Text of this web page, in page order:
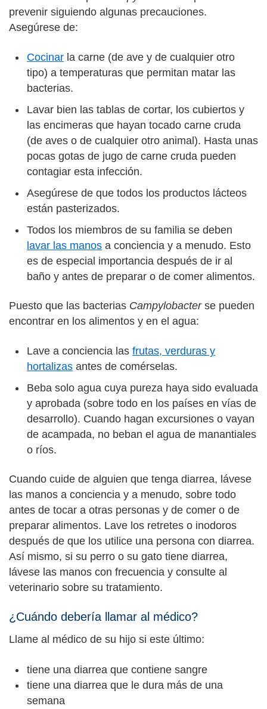
prevenir siguiendo algunas precauciones.
Asegúrese de:
Cocinar la carne (de ave y de cualquier otro
tipo) a temperaturas que permitan matar las
bacterias.
Lavar bien las tablas de cortar, los cubiertos y
las encimeras que hayan tocado carne cruda
(de aves o de cualquier otro animal). Hasta unas
pocas gotas de jugo de carne cruda pueden
contagiar esta infección.
Asegúrese de que todos los productos lácteos
están pasterizados.
Todos los miembros de su familia se deben
lavar las manos a conciencia y a menudo. Esto
es de especial importancia después de ir al
baño y antes de preparar o de comer alimentos.
Puesto que las bacterias Campylobacter se pueden
encontrar en los alimentos y en el agua:
Lave a conciencia las frutas, verduras y
hortalizas antes de comérselas.
Beba solo agua cuya pureza haya sido evaluada
y aprobada (sobre todo en los países en vías de
desarrollo). Cuando hagan excursiones o vayan
de acampada, no beban el agua de manantiales
o ríos.
Cuando cuide de alguien que tenga diarrea, lávese
las manos a conciencia y a menudo, sobre todo
antes de tocar a otras personas y de comer o de
preparar alimentos. Lave los retretes o inodoros
después de que los utilice una persona con diarrea.
Así mismo, si su perro o su gato tiene diarrea,
lávese las manos con frecuencia y consulte al
veterinario sobre su tratamiento.
¿Cuándo debería llamar al médico?
Llame al médico de su hijo si este último:
tiene una diarrea que contiene sangre
tiene una diarrea que le dura más de una
semana